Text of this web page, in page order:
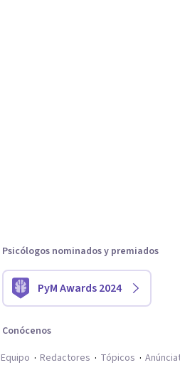
Psicólogos nominados y premiados
PyM Awards 2024
Conócenos
Equipo
Redactores Tópicos